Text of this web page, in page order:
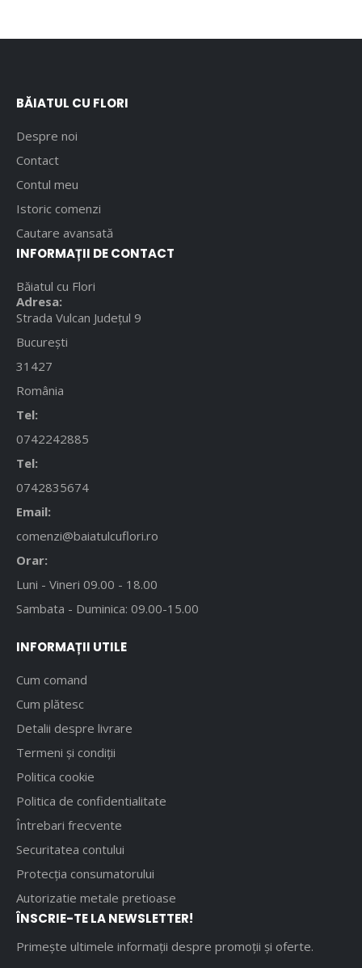
BĂIATUL CU FLORI
Despre noi
Contact
Contul meu
Istoric comenzi
Cautare avansată
INFORMAȚII DE CONTACT
Băiatul cu Flori
Adresa:
Strada Vulcan Județul 9
București
31427
România
Tel:
0742242885
Tel:
0742835674
Email:
comenzi@baiatulcuflori.ro
Orar:
Luni - Vineri 09.00 - 18.00
Sambata - Duminica: 09.00-15.00
INFORMAȚII UTILE
Cum comand
Cum plătesc
Detalii despre livrare
Termeni și condiții
Politica cookie
Politica de confidentialitate
Întrebari frecvente
Securitatea contului
Protecția consumatorului
Autorizatie metale pretioase
ÎNSCRIE-TE LA NEWSLETTER!
Primește ultimele informații despre promoții și oferte.